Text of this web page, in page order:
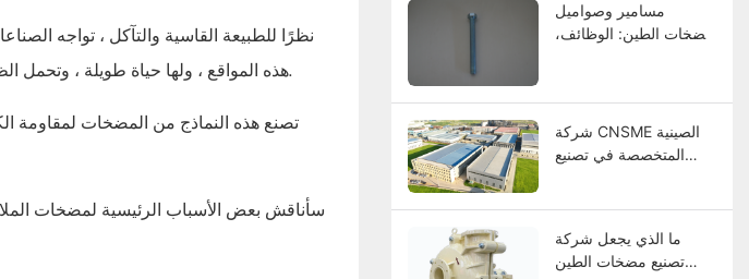
نظرًا للطبيعة القاسية والتآكل ، تواجه
هذه المواقع ، ولها حياة طويلة ، وتحمل الظروف الصعبة. لهذه الأسباب ، تعد مضخات الملاط الخيار الأمثل لأنها توفر دائمًا عملًا موثوقًا وفعالًا.
تصنع هذه النماذج من المضخات لمقاومة
سأناقش بعض الأسباب الرئيسية لمضخات
مسامير وصواميل
مضخات الطين: الوظائف،
شركة CNSME الصينية
المتخصصة في تصنيع
وقطع الغيار وحلول
المضخات الصناعية
ما الذي يجعل شركة
تصنيع مضخات الطين